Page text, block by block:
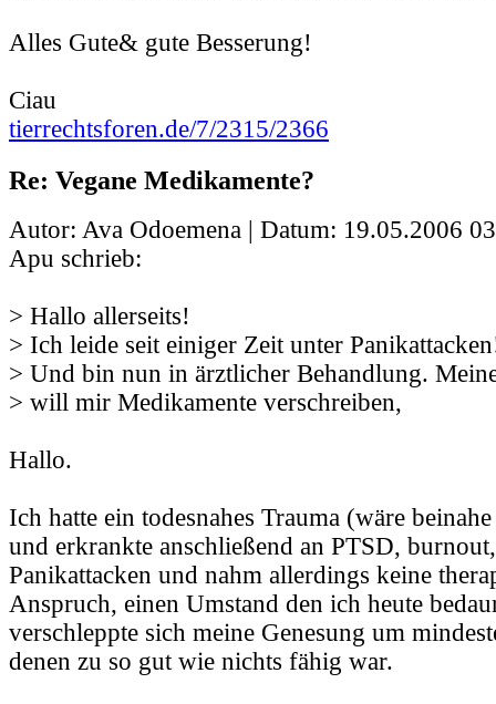
Alles Gute& gute Besserung!
Ciau
tierrechtsforen.de/7/2315/2366
Re: Vegane Medikamente?
Autor: Ava Odoemena | Datum: 19.05.2006
Apu schrieb:
> Hallo allerseits!
> Ich leide seit einiger Zeit unter
> Und bin nun in ärztlicher Behandlung.
> will mir Medikamente verschreiben,
Hallo.
Ich hatte ein todesnahes Trauma (wäre
und erkrankte anschließend an PTSD,
Panikattacken und nahm allerdings keine
Anspruch, einen Umstand den ich heute
verschleppte sich meine Genesung um
denen zu so gut wie nichts fähig war.